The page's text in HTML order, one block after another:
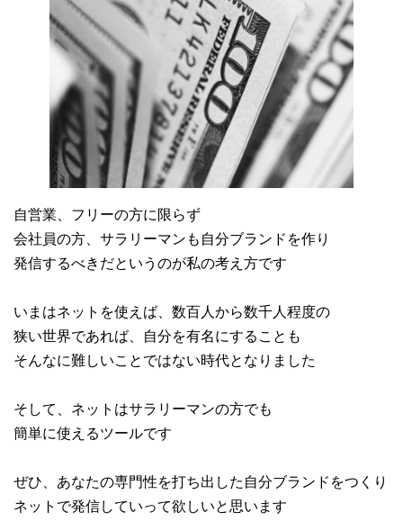
自営業、フリーの方に限らず
会社員の方、サラリーマンも自分ブランドを作り
発信するべきだというのが私の考え方です
いまはネットを使えば、数百人から数千人程度の
狭い世界であれば、自分を有名にすることも
そんなに難しいことではない時代となりました
そして、ネットはサラリーマンの方でも
簡単に使えるツールです
ぜひ、あなたの専門性を打ち出した自分ブランドをつくり
ネットで発信していって欲しいと思います